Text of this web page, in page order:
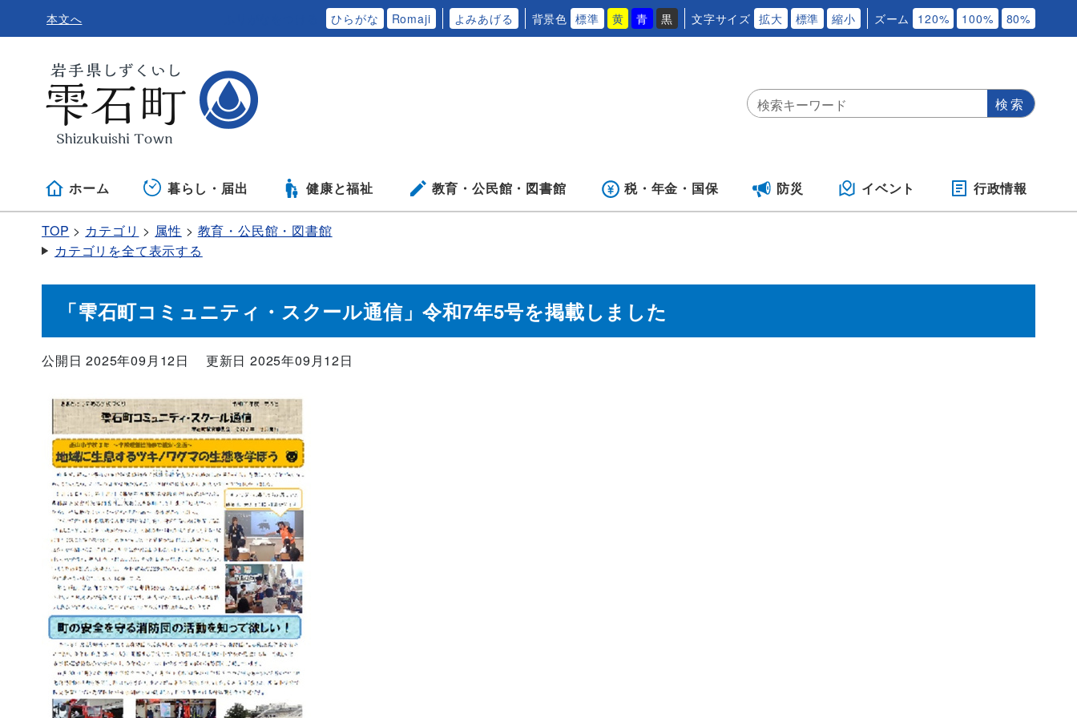
本文へ ひらがな Romaji よみあげる 背景色 標準 黄 青 黒 文字サイズ 拡大 標準 縮小 ズーム 120% 100% 80%
ホーム 暮らし・届出 健康と福祉 教育・公民館・ 図書館 税・年金・ 国保 防災 イベント 行政情報
TOP カテゴリ 属性
教育・公民館・図書館
カテゴリを全て表示する
「雫石町コミュニティ・スクール通信」令和7年5号を掲載しました
公開日 2025年09月12日 更新日 2025年09月12日